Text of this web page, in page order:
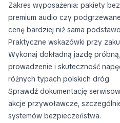
Zakres wyposażenia: pakiety
premium audio czy
cenę bardziej niż sama
Praktyczne wskazówki przy
Wykonaj dokładną jazdę
prowadzenie i skuteczność
różnych typach polskich dróg.
Sprawdź dokumentację
akcje przywoławcze,
systemów bezpieczeństwa.